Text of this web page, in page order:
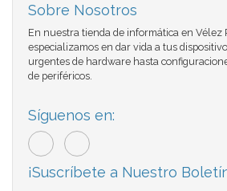
Sobre Nosotros
En nuestra tienda de informática en Vélez
especializamos en dar vida a tus
urgentes de hardware hasta
de periféricos.
Síguenos en:
¡Suscríbete a Nuestro